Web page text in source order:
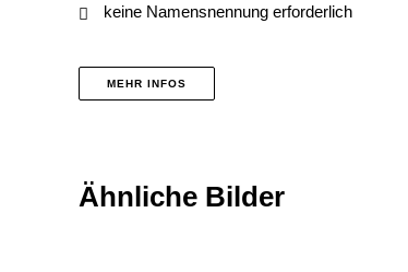
keine Namensnennung erforderlich
MEHR INFOS
Ähnliche Bilder